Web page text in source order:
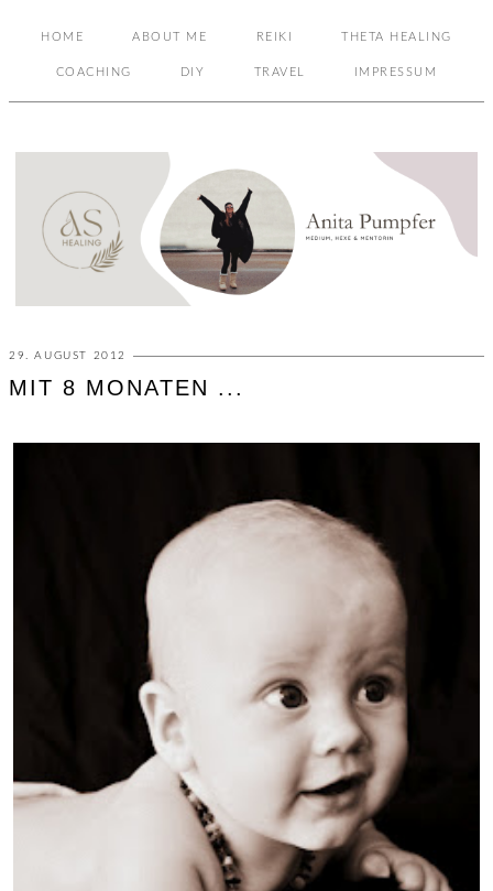
HOME ABOUT ME REIKI THETA HEALING
COACHING DIY TRAVEL IMPRESSUM
29. AUGUST 2012
MIT 8 MONATEN ...